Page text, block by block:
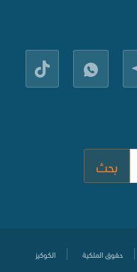
بحث
حقوق الملكية الكوكيز